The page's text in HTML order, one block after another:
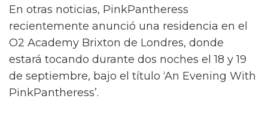
En otras noticias, PinkPantheress
recientemente anunció una residencia en el
O2 Academy Brixton de Londres, donde
estará tocando durante dos noches el 18 y 19
de septiembre, bajo el título ‘An Evening With
PinkPantheress’.